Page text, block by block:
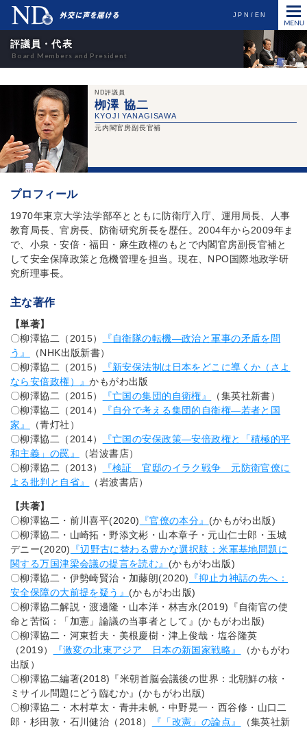
JPN EN
評議員・代表
ND評議員
栁澤 協二
元内閣官房副長官補
プロフィール
1970年東京大学法学部卒とともに防衛庁入庁、運用局長、人事
教育局長、官房長、防衛研究所長を歴任。2004年から2009年ま
で、小泉・安倍・福田・麻生政権のもとで内閣官房副長官補と
して安全保障政策と危機管理を担当。現在、NPO国際地政学研
究所理事長。
主な著作
【単著】
〇柳澤協二（2015）
『自衛隊の転機―政治と軍事の矛盾を問
う』
（NHK出版新書）
〇柳澤協二（2015）
『新安保法制は日本をどこに導くか（さよ
なら安倍政権）』かもがわ出版
〇柳澤協二（2015）
『亡国の集団的自衛権』
（集英社新書）
〇柳澤協二（2014）
『自分で考える集団的自衛権―若者と国
家』
（青灯社）
〇柳澤協二（2014）
『亡国の安保政策―安倍政権と「積極的平
和主義」の罠』
（岩波書店）
〇柳澤協二（2013）
『検証 官邸のイラク戦争 元防衛官僚に
よる批判と自省』
（岩波書店）
【共著】
〇柳澤協二・前川喜平(2020)
『官僚の本分』 (かもがわ出版)
〇柳澤協二・山崎拓・野添文彬・山本章子・元山仁士郎・玉城
デニー(2020)
『辺野古に替わる豊かな選択肢：米軍基地問題に
関する万国津梁会議の提言を読む』 (かもがわ出版)
〇柳澤協二・伊勢崎賢治・加藤朗(2020)
『抑止力神話の先へ：
安全保障の大前提を疑う』 (かもがわ出版)
〇柳澤協二解説・渡邊隆・山本洋・林吉永(2019)『自衛官の使
命と苦悩：「加憲」論議の当事者として』(かもがわ出版)
〇柳澤協二・河東哲夫・美根慶樹・津上俊哉・塩谷隆英
（2019）
『激変の北東アジア 日本の新国家戦略』
（かもがわ
出版）
〇柳澤協二編著(2018)『米朝首脳会議後の世界：北朝鮮の核・
ミサイル問題にどう臨むか』(かもがわ出版)
〇柳澤協二・木村草太・青井未帆・中野晃一・西谷修・山口二
郎・杉田敦・石川健治（2018）
『「改憲」の論点』
（集英社新